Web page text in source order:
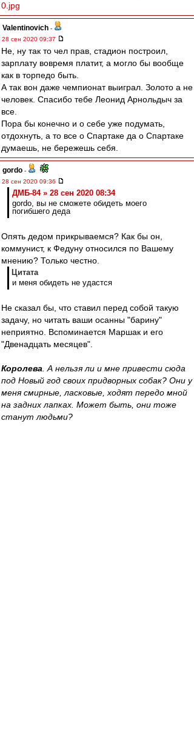
0.jpg
Valentinovich -
28 сен 2020 09:37
Не, ну так то чел прав, стадион построил,
зарплату вовремя платит, а могло бы вообще
как в торпедо быть.
А так вон даже чемпионат выиграл. Золото а не
человек. Спасибо тебе Леонид Арнольдыч за
все.
Пора бы конечно и о себе уже подумать,
отдохнуть, а то все о Спартаке да о Спартаке
думаешь, не бережешь себя.
gordo -
28 сен 2020 09:36
ДМБ-84 » 28 сен 2020 08:34
gordo, вы не сможете обидеть моего
погибшего деда
Опять дедом прикрываемся? Как бы он,
коммунист, к Федуну относился по Вашему
мнению? Только честно.
Цитата
и меня обидеть не удастся
Не сказал бы, что ставил перед собой такую
задачу, но читать ваши осанны "барину"
неприятно. Вспоминается Маршак и его
"Двенадцать месяцев".
Королева . А нельзя ли и мне привести сюда
под Новый год своих придворных собак? Они у
меня смирные, ласковые, ходят передо мной
на задних лапках. Может быть, они тоже
станут людьми?